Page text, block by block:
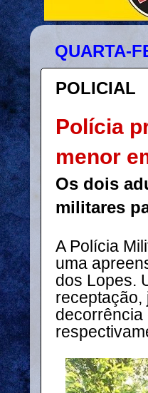
QUARTA-
POLICIAL
Polícia
menor
Os dois
militares
A Polícia
uma
dos Lopes.
receptação,
decorrência